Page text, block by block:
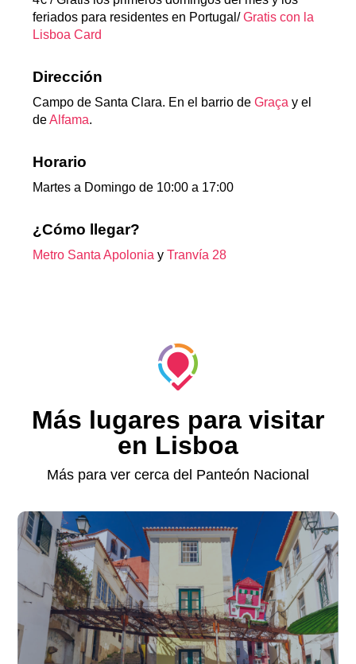
feriados para residentes en Portugal/Gratis con la
Lisboa Card
Dirección
Campo de Santa Clara. En el barrio deGraça y el
deAlfama.
Horario
Martes a Domingo de 10:00 a 17:00
¿Cómo llegar?
Metro Santa Apolonia yTranvía 28
Más lugares para visitar
en Lisboa
Más para ver cerca del Panteón Nacional